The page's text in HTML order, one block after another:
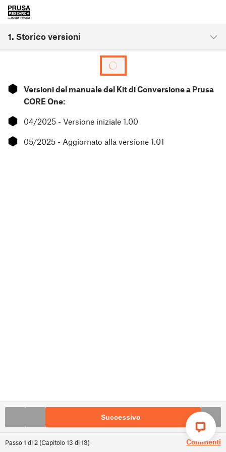
1. Storico versioni
Passo1 di 2 (Capitolo13 di13) Commenti
⬢
Versioni del manuale del Kit di Conversione a Prusa
CORE One:
⬢ 04/2025 - Versione iniziale 1.00
⬢ 05/2025 - Aggiornato alla versione 1.01
Successivo